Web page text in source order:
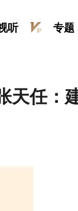
听 专题
天任：